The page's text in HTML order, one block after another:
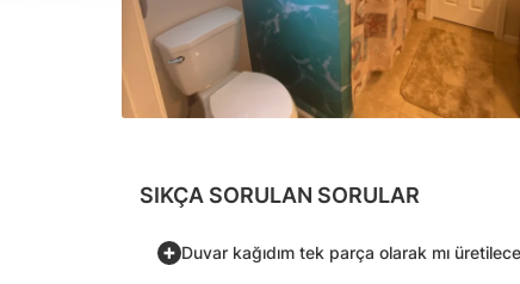
SIKÇA SORULAN SORULAR
Duvar kağıdım tek parça olarak mı